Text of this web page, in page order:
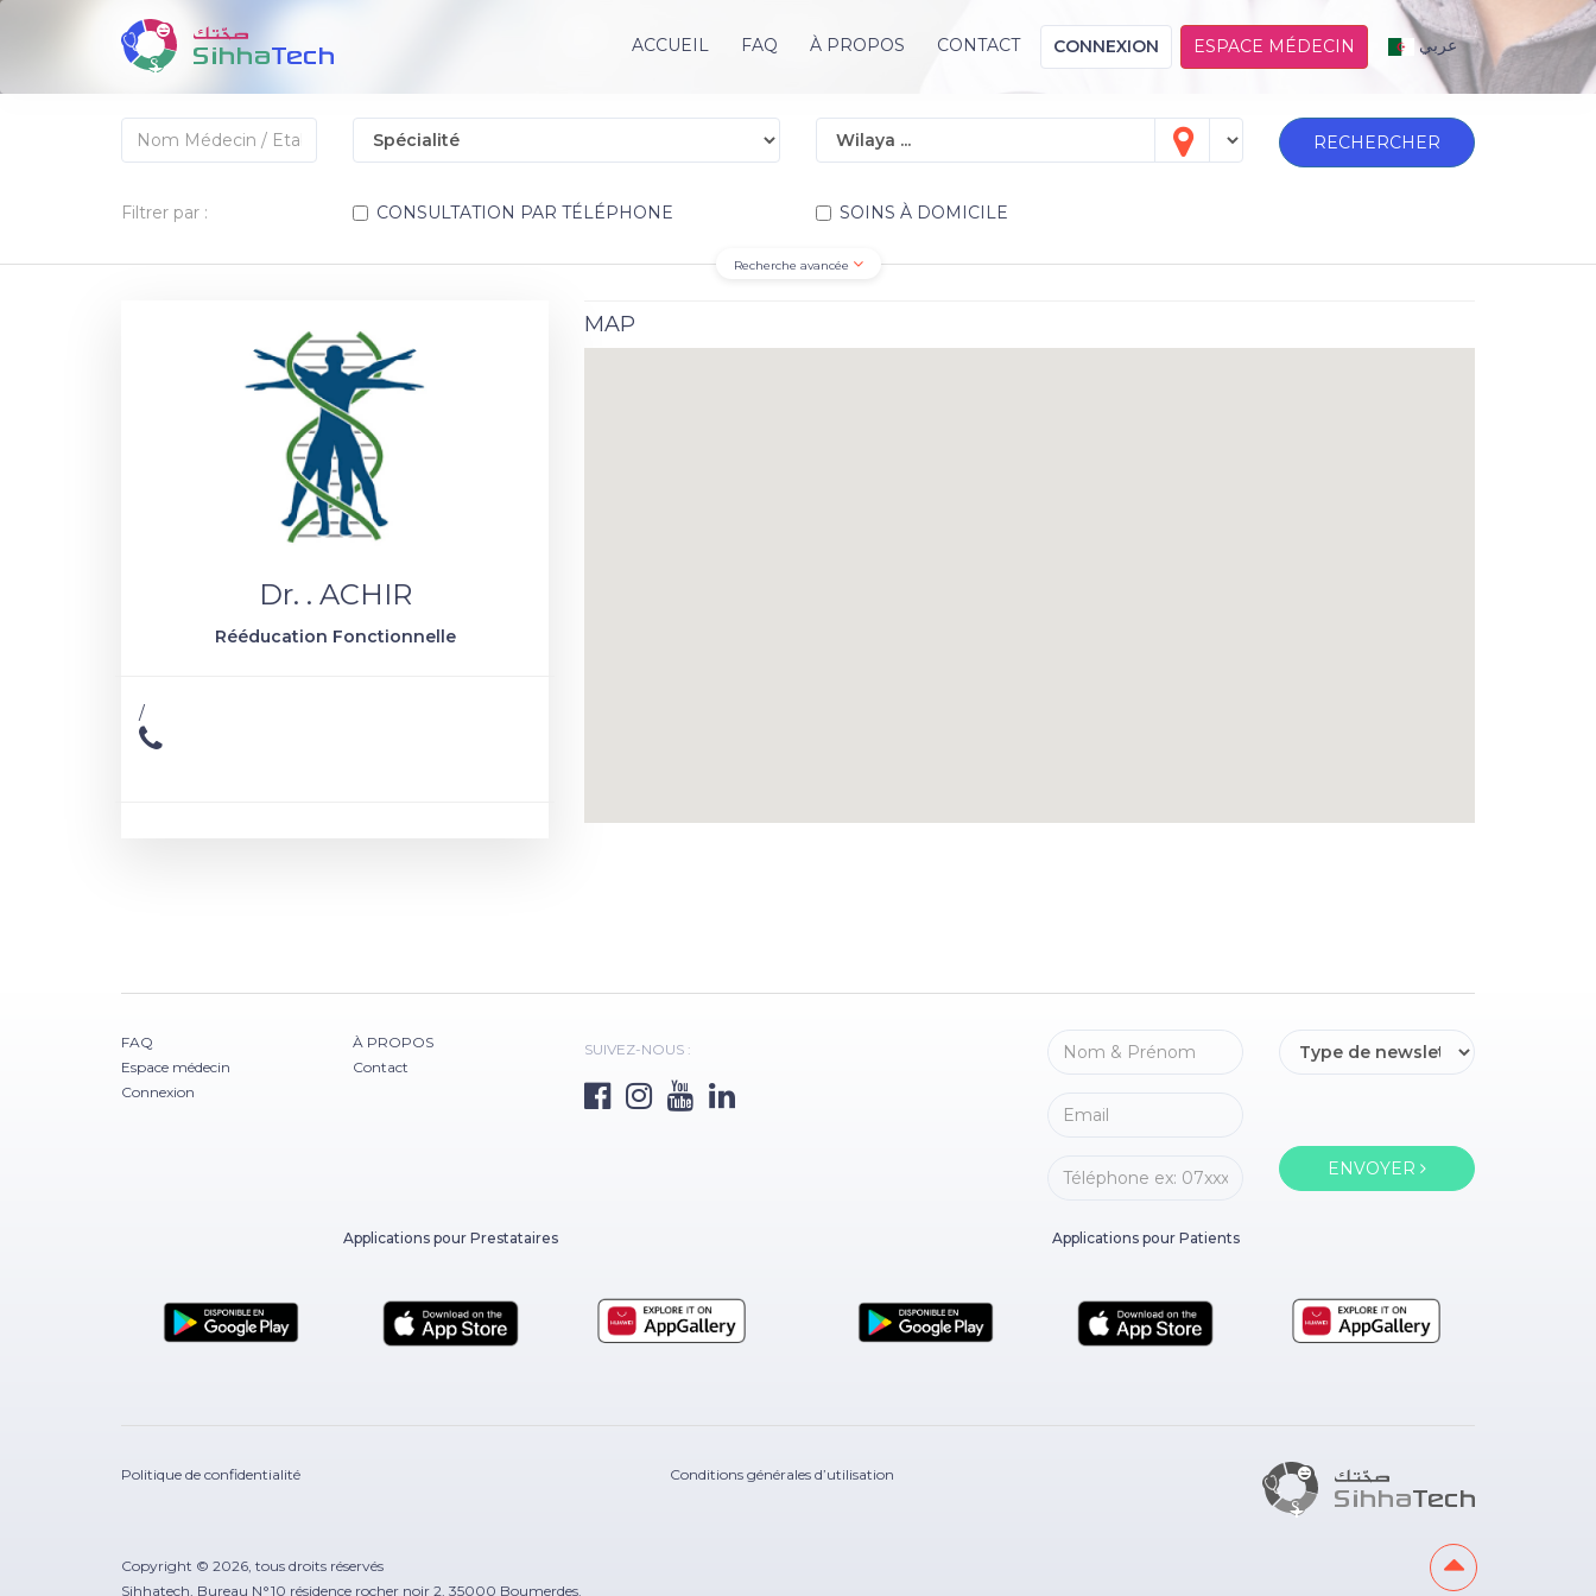
ACCUEIL FAQ À PROPOS CONTACT CONNEXION ESPACE MÉDECIN عربي
RECHERCHER
Filtrer par : CONSULTATION PAR TÉLÉPHONE SOINS À DOMICILE
Recherche avancée
Dr. . ACHIR
Rééducation Fonctionnelle
/
MAP
FAQ
Espace médecin
Connexion
À PROPOS
Contact
SUIVEZ-NOUS :
ENVOYER
Applications pour Prestataires Applications pour Patients
Politique de confidentialité Conditions générales d’utilisation
Copyright © 2026, tous droits réservés
Sihhatech, Bureau N°10 résidence rocher noir 2, 35000 Boumerdes.